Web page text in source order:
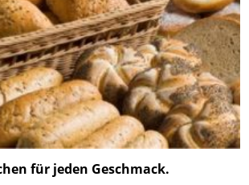
für jeden Geschmack.